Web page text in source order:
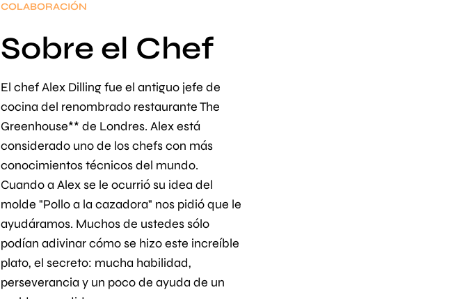
COLABORACIÓN
Sobre el Chef
El chef Alex Dilling fue el antiguo jefe de
cocina del renombrado restaurante The
Greenhouse** de Londres. Alex está
considerado uno de los chefs con más
conocimientos técnicos del mundo.
Cuando a Alex se le ocurrió su idea del
molde "Pollo a la cazadora" nos pidió que le
ayudáramos. Muchos de ustedes sólo
podían adivinar cómo se hizo este increíble
plato, el secreto: mucha habilidad,
perseverancia y un poco de ayuda de un